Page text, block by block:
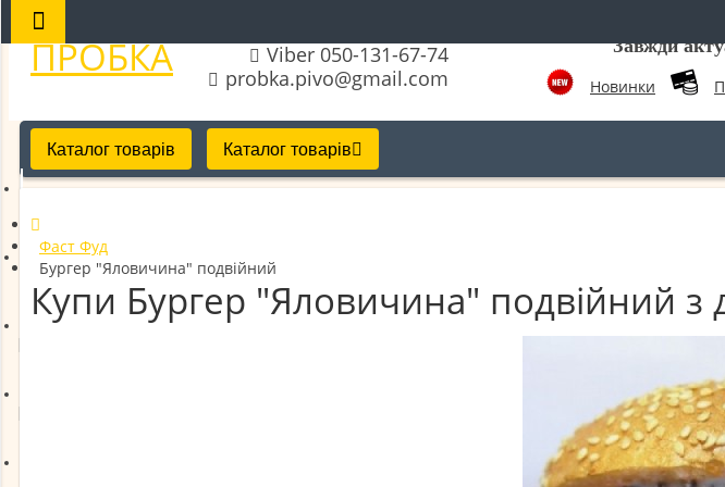
ПРОБКА
Viber 050-131-67-74
probka.pivo@gmail.com
Завжди
Новинки
Каталог товарів Каталог товарів
Фаст-Фуд
Фаст Фуд
Бургер "Яловичина" подвійний
Купи Бургер "Яловичина" подвійний з